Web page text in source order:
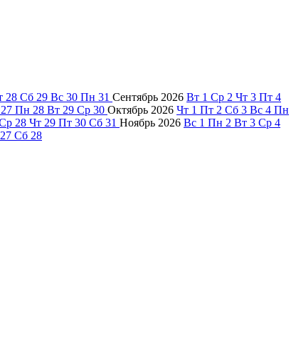
28 Сб 29 Вс 30 Пн 31 Сентябрь 2026 Вт 1 Ср 2 Чт 3 Пт 4
27 Пн 28 Вт 29 Ср 30 Октябрь 2026 Чт 1 Пт 2 Сб 3 Вс 4 Пн
28 Чт 29 Пт 30 Сб 31 Ноябрь 2026 Вс 1 Пн 2 Вт 3 Ср 4
27 Сб 28